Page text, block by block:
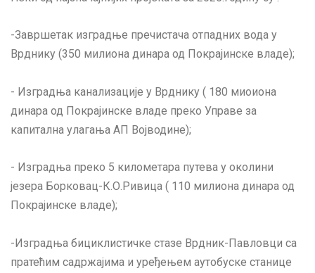
-Завршетак изградње пречистача отпадних вода у
Врднику (350 милиона динара од Покрајинске владе);
- Изградња канализације у Врднику ( 180 миоиона
динара од Покрајинске владе преко Управе за
капитална улагања АП Војводине);
- Изградња преко 5 километара путева у околини
језера Борковац-К.О.Ривица ( 110 милиона динара од
Покрајинске владе);
-Изградња бициклистичке стазе Врдник-Павловци са
пратећим садржајима и уређењем аутобуске станице